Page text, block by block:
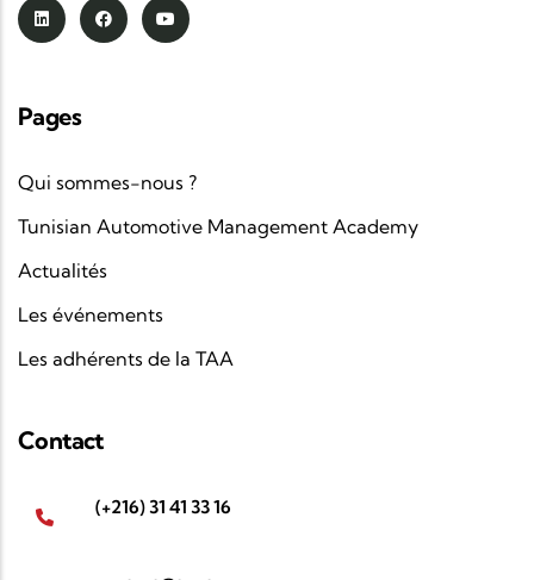
Pages
Qui sommes-nous ?
Tunisian Automotive Management Academy
Actualités
Les événements
Les adhérents de la TAA
Contact
(+216) 31 41 33 16